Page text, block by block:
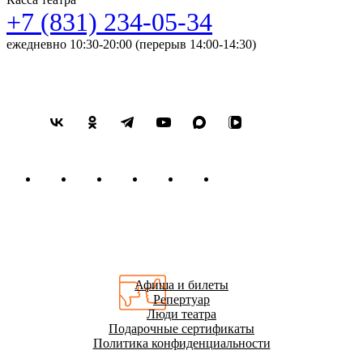
+7 (831) 234-05-34
ежедневно 10:30-20:00 (перерыв 14:00-14:30)
Афиша и билеты
Репертуар
Люди театра
Подарочные сертификаты
Политика конфиденциальности